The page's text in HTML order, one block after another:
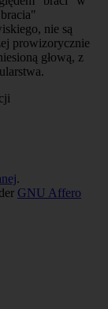
nie są
prowizorycznie
głową, z
.
GNU Affero